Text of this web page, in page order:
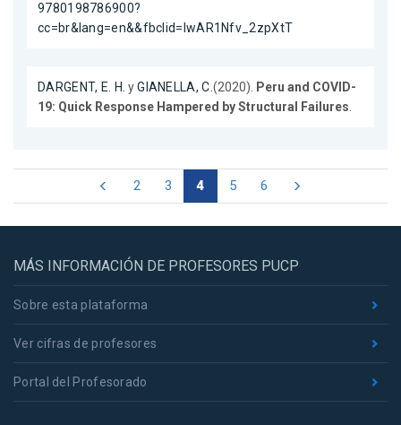
9780198786900?
cc=br&lang=en&&fbclid=IwAR1Nfv_2zpXtT
DARGENT, E. H. yGIANELLA, C.(2020). Peru and COVID-
19: Quick Response Hampered by Structural Failures.
2 3 4 5 6
MÁS INFORMACIÓN DE PROFESORES PUCP
Sobre esta plataforma
Ver cifras de profesores
Portal del Profesorado